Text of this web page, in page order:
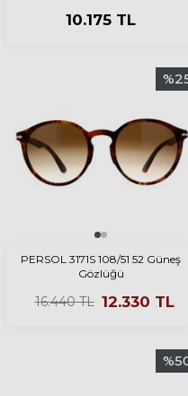
10.175 TL
%
PERSOL 3171S 108/51 52 Güneş
Gözlüğü
16.440TL 12.330 TL
%